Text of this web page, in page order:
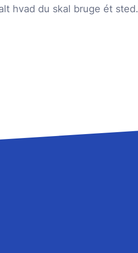
hvad du skal bruge ét sted.